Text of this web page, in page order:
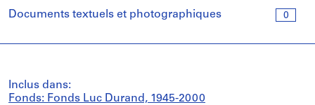
0
Documents textuels et photographiques
Inclus dans:
Fonds: Fonds Luc Durand, 1945-2000